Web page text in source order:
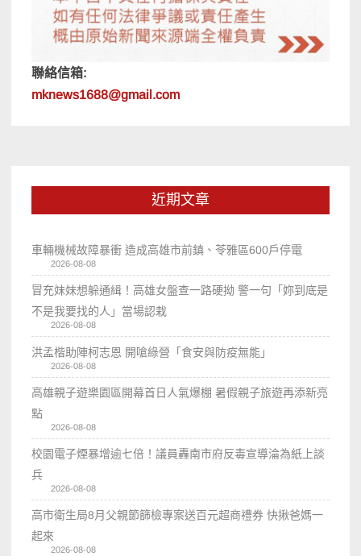
聯絡信箱:
mknews1688@gmail.com
近期文章
車輛機械故障暴衝 造成高雄市前鎮、苓雅區600戶停電
2026-08-08
冒充妹妹想躲通緝！高雄女盤查一路硬拗 警一句「妳到底是
不是我要找的人」當場認栽
2026-08-08
洪孟楷助陣柯志恩 開嗆綠營「食安與防疫無能」
2026-08-08
高雄親子遊樂園區開幕首日人氣爆棚 暑假親子旅遊再添新亮
點
2026-08-08
校園電子煙暴增逾七倍！議員轟南市府反毒宣導淪為紙上談
兵
2026-08-08
高市衛生局8月父親節篩檢專案送百元超商禮券 快揪爸媽一
起來
2026-08-08